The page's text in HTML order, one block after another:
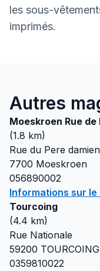
les sous-
imprimés.
Autres
Moeskroen Rue de
(1.8 km)
Rue du Pere damien
7700 Moeskroen
056890002
Informations sur le
Tourcoing
(4.4 km)
Rue Nationale
59200 TOURCOING
0359810022